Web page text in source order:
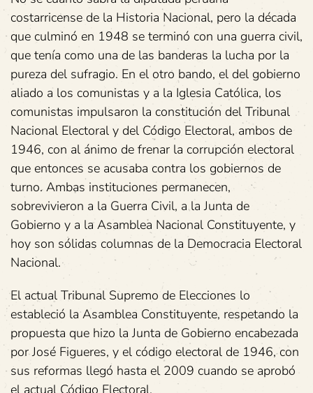
costarricense de la Historia Nacional, pero la década
que culminó en 1948 se terminó con una guerra civil,
que tenía como una de las banderas la lucha por la
pureza del sufragio. En el otro bando, el del gobierno
aliado a los comunistas y a la Iglesia Católica, los
comunistas impulsaron la constitución del Tribunal
Nacional Electoral y del Código Electoral, ambos de
1946, con al ánimo de frenar la corrupción electoral
que entonces se acusaba contra los gobiernos de
turno. Ambas instituciones permanecen,
sobrevivieron a la Guerra Civil, a la Junta de
Gobierno y a la Asamblea Nacional Constituyente, y
hoy son sólidas columnas de la Democracia Electoral
Nacional.
El actual Tribunal Supremo de Elecciones lo
estableció la Asamblea Constituyente, respetando la
propuesta que hizo la Junta de Gobierno encabezada
por José Figueres, y el código electoral de 1946, con
sus reformas llegó hasta el 2009 cuando se aprobó
el actual Código Electoral.